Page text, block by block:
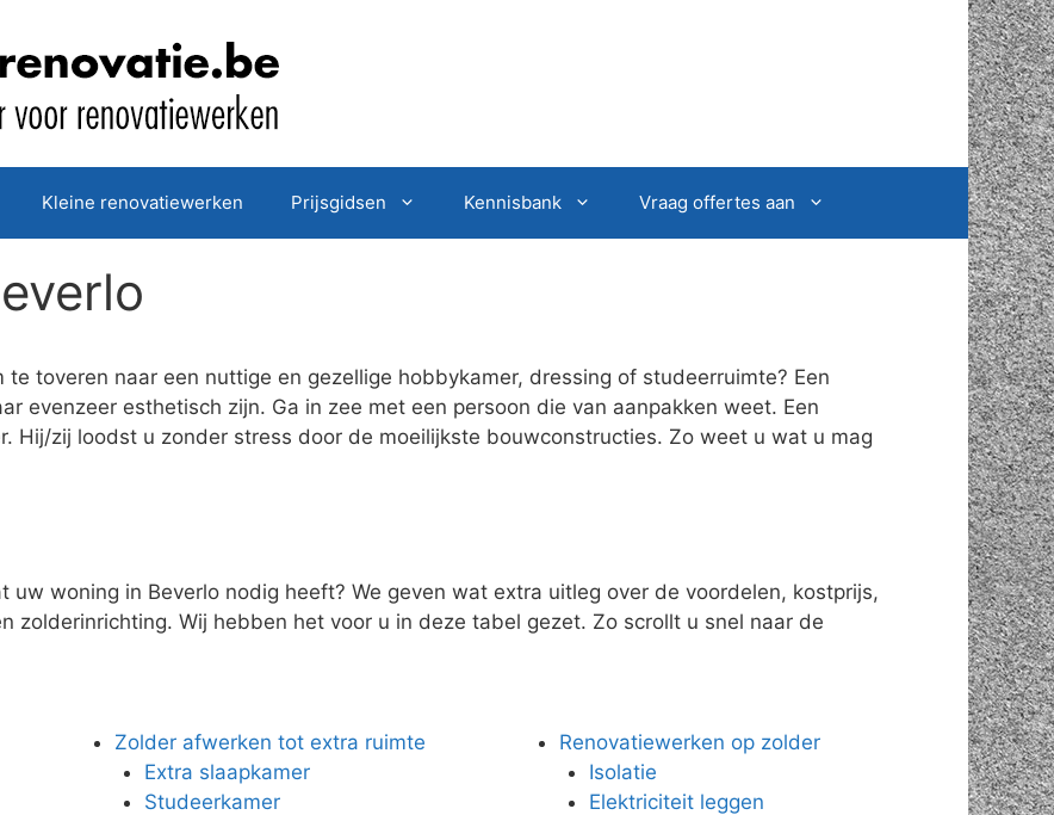
Kleine renovatiewerken Prijsgidsen Kennisbank Vraag offertes aan
toveren naar een nuttige en gezellige hobbykamer, dressing of studeerruimte? Een
evenzeer esthetisch zijn. Ga in zee met een persoon die van aanpakken weet. Een
Hij/zij loodst u zonder stress door de moeilijkste bouwconstructies. Zo weet u wat u mag
uw woning in Beverlo nodig heeft? We geven wat extra uitleg over de voordelen, kostprijs,
zolderinrichting. Wij hebben het voor u in deze tabel gezet. Zo scrollt u snel naar de
Zolder afwerken tot extra ruimte
Extra slaapkamer
Studeerkamer
Renovatiewerken op zolder
Isolatie
Elektriciteit leggen